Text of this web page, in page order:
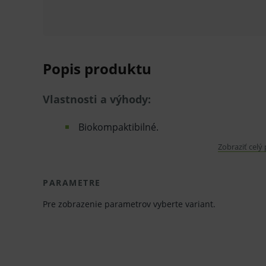
Popis produktu
Vlastnosti a výhody:
Biokompaktibilné.
Farebne kódované body podľa normy ISO.
Silné, pevné a ohybné s rozmerovou
Výborné pre apex.
Zobraziť celý
PARAMETRE
Pre zobrazenie parametrov vyberte variant.